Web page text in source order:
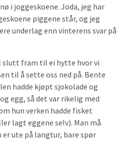
i joggeskoene. Joda, jeg har
piggene står, og jeg
underlag enn vinterens svar på
slutt fram til ei hytte hvor vi
til å sette oss ned på. Bente
hadde kjøpt sjokolade og
egg, så det var rikelig med
hun verken hadde fisket
lagt eggene selv). Man må
er ute på langtur, bare spør